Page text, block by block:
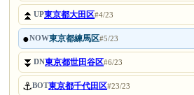
⏫UP東京都大田区#4/23
●NOW東京都練馬区#5/23
⏬DN東京都世田谷区#6/23
⚓BOT東京都千代田区#23/23